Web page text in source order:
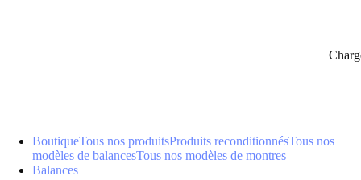
BoutiqueTous nos produitsProduits reconditionnésTous nos
modèles de balancesTous nos modèles de montres
Balances